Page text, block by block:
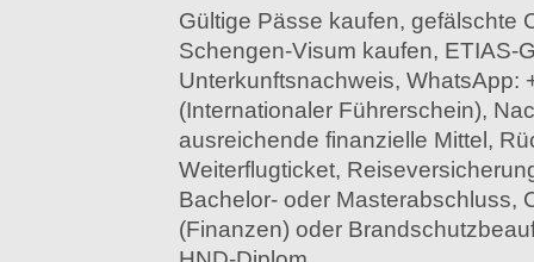
Gültige Pässe kaufen, gefälschte
Schengen-Visum kaufen, ETIAS-
Unterkunftsnachweis, WhatsApp:
(Internationaler Führerschein),
ausreichende finanzielle Mittel,
Weiterflugticket,
Bachelor- oder Masterabschluss,
(Finanzen) oder